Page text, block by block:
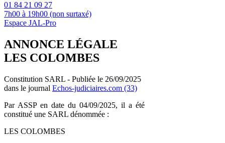
01 84 21 09 27
7h00 à 19h00 (non surtaxé)
Espace JAL-Pro
ANNONCE LÉGALE
LES COLOMBES
Constitution SARL - Publiée le 26/09/2025
dans le journal Echos-judiciaires.com (33)
Par ASSP en date du 04/09/2025, il a été
constitué une SARL dénommée :
LES COLOMBES